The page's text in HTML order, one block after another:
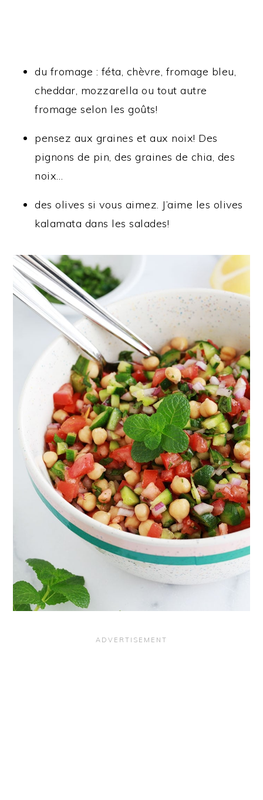
du fromage : féta, chèvre, fromage bleu,
cheddar, mozzarella ou tout autre
fromage selon les goûts!
pensez aux graines et aux noix! Des
pignons de pin, des graines de chia, des
noix…
des olives si vous aimez. J’aime les olives
kalamata dans les salades!